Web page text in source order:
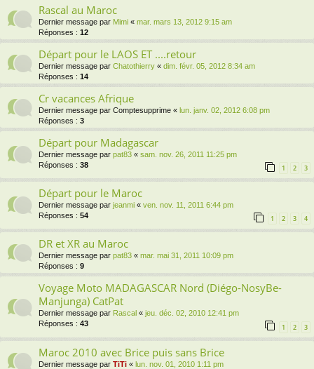
Rascal au Maroc
Dernier message par Mimi « mar. mars 13, 2012 9:15 am
Réponses : 12
Départ pour le LAOS ET ....retour
Dernier message par Chatothierry « dim. févr. 05, 2012 8:34 am
Réponses : 14
Cr vacances Afrique
Dernier message par Comptesupprime « lun. janv. 02, 2012 6:08 pm
Réponses : 3
Départ pour Madagascar
Dernier message par pat83 « sam. nov. 26, 2011 11:25 pm
Réponses : 38 1 2 3
Départ pour le Maroc
Dernier message par jeanmi « ven. nov. 11, 2011 6:44 pm
Réponses : 54 1 2 3 4
DR et XR au Maroc
Dernier message par pat83 « mar. mai 31, 2011 10:09 pm
Réponses : 9
Voyage Moto MADAGASCAR Nord (Diégo-NosyBe-
Manjunga) CatPat
Dernier message par Rascal « jeu. déc. 02, 2010 12:41 pm
Réponses : 43 1 2 3
Maroc 2010 avec Brice puis sans Brice
Dernier message par TiTi « lun. nov. 01, 2010 1:11 pm